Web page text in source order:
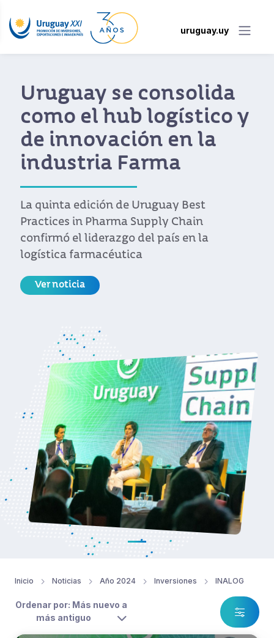
uruguay.uy
Uruguay se consolida
como el hub logístico y
de innovación en la
industria Farma
La quinta edición de Uruguay Best
Practices in Pharma Supply Chain
confirmó el liderazgo del país en la
logística farmacéutica
Ver noticia
Inicio Noticias Año 2024 Inversiones INALOG
Ordenar por: Más nuevo a
más antiguo